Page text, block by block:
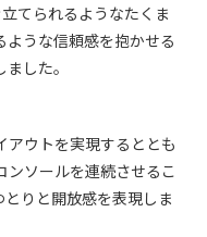
てられるようなたくま
ような信頼感を抱かせる
した。
アウトを実現するととも
ンソールを連続させるこ
りと開放感を表現しま